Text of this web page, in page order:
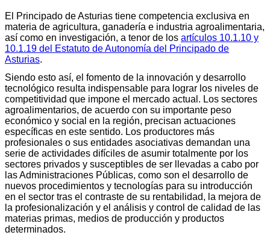
El Principado de Asturias tiene competencia exclusiva en
materia de agricultura, ganadería e industria agroalimentaria,
así como en investigación, a tenor de los artículos 10.1.10 y
10.1.19 del Estatuto de Autonomía del Principado de
Asturias.
Siendo esto así, el fomento de la innovación y desarrollo
tecnológico resulta indispensable para lograr los niveles de
competitividad que impone el mercado actual. Los sectores
agroalimentarios, de acuerdo con su importante peso
económico y social en la región, precisan actuaciones
específicas en este sentido. Los productores más
profesionales o sus entidades asociativas demandan una
serie de actividades difíciles de asumir totalmente por los
sectores privados y susceptibles de ser llevadas a cabo por
las Administraciones Públicas, como son el desarrollo de
nuevos procedimientos y tecnologías para su introducción
en el sector tras el contraste de su rentabilidad, la mejora de
la profesionalización y el análisis y control de calidad de las
materias primas, medios de producción y productos
determinados.